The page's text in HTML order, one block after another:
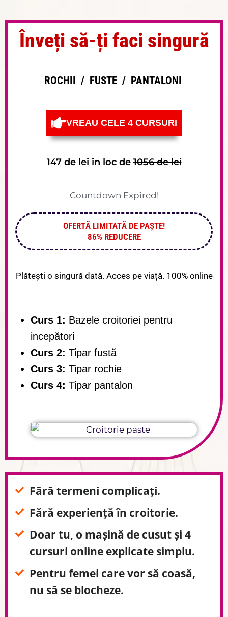
Înveți să-ți faci singură
ROCHII / FUSTE / PANTALONI
VREAU CELE 4 CURSURI
147 de lei în loc de1056 de lei
Countdown Expired!
OFERTĂ LIMITATĂ DE PAȘTE!
86% REDUCERE
Plătești o singură dată. Acces pe viață. 100% online
Curs 1: Bazele croitoriei pentru
incepători
Curs 2: Tipar fustă
Curs 3: Tipar rochie
Curs 4: Tipar pantalon
Fără termeni complicați.
Fără experiență în croitorie.
Doar tu, o mașină de cusut și 4
cursuri online explicate simplu.
Pentru femei care vor să coasă,
nu să se blocheze.